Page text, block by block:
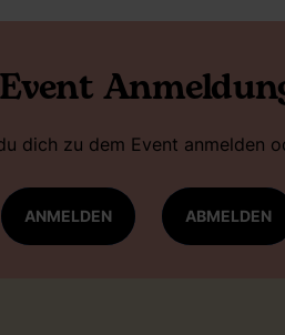
Event
dich zu dem Event anmelden
ANMELDEN ABMELDEN